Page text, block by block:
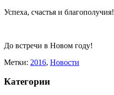
Успеха, счастья и благополучия!
До встречи в Новом году!
Метки: 2016, Новости
Категории